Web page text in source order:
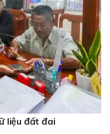
liệu đất đai